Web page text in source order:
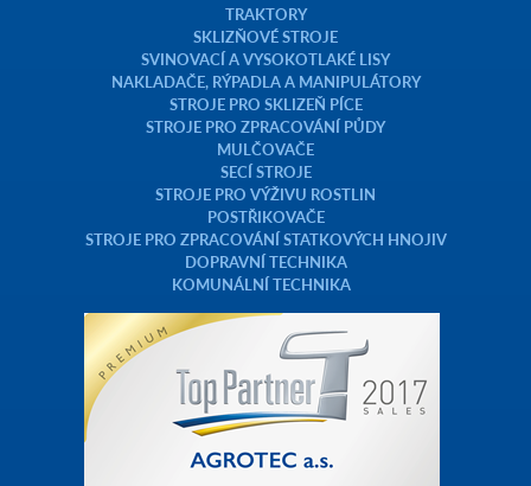
TRAKTORY
SKLIZŇOVÉ STROJE
SVINOVACÍ A VYSOKOTLAKÉ LISY
NAKLADAČE, RÝPADLA A MANIPULÁTORY
STROJE PRO SKLIZEŇ PÍCE
STROJE PRO ZPRACOVÁNÍ PŮDY
MULČOVAČE
SECÍ STROJE
STROJE PRO VÝŽIVU ROSTLIN
POSTŘIKOVAČE
STROJE PRO ZPRACOVÁNÍ STATKOVÝCH HNOJIV
DOPRAVNÍ TECHNIKA
KOMUNÁLNÍ TECHNIKA